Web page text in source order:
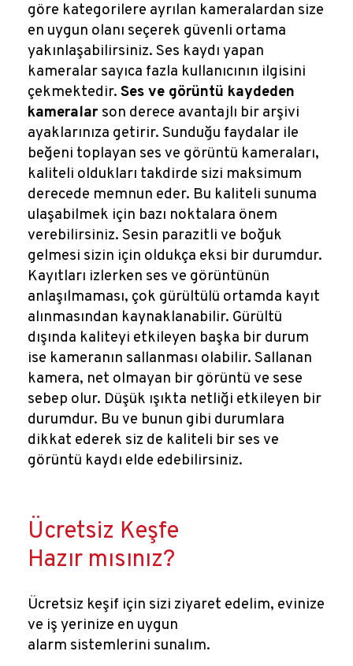
göre kategorilere ayrılan kameralardan size
en uygun olanı seçerek güvenli ortama
yakınlaşabilirsiniz. Ses kaydı yapan
kameralar sayıca fazla kullanıcının ilgisini
çekmektedir. Ses ve görüntü kaydeden
kameralar son derece avantajlı bir arşivi
ayaklarınıza getirir. Sunduğu faydalar ile
beğeni toplayan ses ve görüntü kameraları,
kaliteli oldukları takdirde sizi maksimum
derecede memnun eder. Bu kaliteli sunuma
ulaşabilmek için bazı noktalara önem
verebilirsiniz. Sesin parazitli ve boğuk
gelmesi sizin için oldukça eksi bir durumdur.
Kayıtları izlerken ses ve görüntünün
anlaşılmaması, çok gürültülü ortamda kayıt
alınmasından kaynaklanabilir. Gürültü
dışında kaliteyi etkileyen başka bir durum
ise kameranın sallanması olabilir. Sallanan
kamera, net olmayan bir görüntü ve sese
sebep olur. Düşük ışıkta netliği etkileyen bir
durumdur. Bu ve bunun gibi durumlara
dikkat ederek siz de kaliteli bir ses ve
görüntü kaydı elde edebilirsiniz.
Ücretsiz Keşfe
Hazır mısınız?
Ücretsiz keşif için sizi ziyaret edelim, evinize
ve iş yerinize en uygun
alarm sistemlerini sunalım.